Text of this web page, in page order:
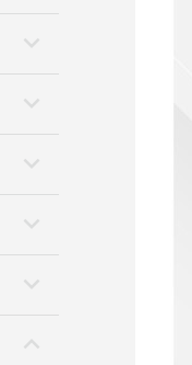
keyboard_arrow_down
keyboard_arrow_down
keyboard_arrow_down
keyboard_arrow_down
keyboard_arrow_down
keyboard_arrow_up